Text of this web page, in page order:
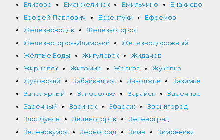
Елизово
Еманжелинск Емильчино
Енакиево
Ерофей-Павлович
Ессентуки
Ефремов
Железноводск
Железногорск
Железногорск-Илимский
Железнодорожный
Жёлтые Воды
Жигулевск
Жидачов
Жирновск
Житомир Жолква
Жуковка
Жуковский
Забайкальск Заволжье
Зазимье
Заполярный
Запорожье Зарайск
Заречное
Заречный
Заринск Збараж
Звенигород
Здолбунов
Зеленогорск
Зеленоград
Зеленокумск
Зерноград Зима
Зимовники